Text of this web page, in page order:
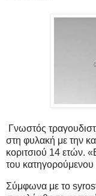
Γνωστός
στη φυλακή με την
κοριτσιού 14 ετών.
του κατηγορούμενου
Σύμφωνα με το